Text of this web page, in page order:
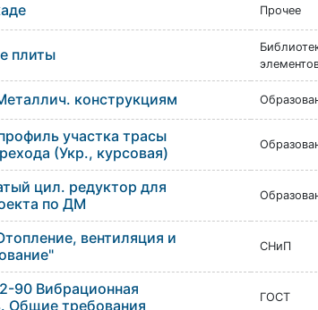
Прочее
плиты
конструкциям
участка трасы
(Укр., курсовая)
цил. редуктор для
по ДМ
вентиляция и
СНиП
90 Вибрационная
Общие требования
ГОСТ